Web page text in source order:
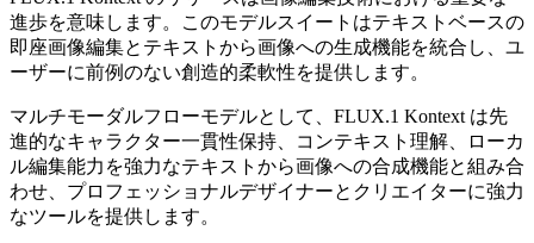
進歩を意味します。このモデルスイートはテキストベースの
即座画像編集とテキストから画像への生成機能を統合し、ユ
ーザーに前例のない創造的柔軟性を提供します。
マルチモーダルフローモデルとして、FLUX.1 Kontext は先
進的なキャラクター一貫性保持、コンテキスト理解、ローカ
ル編集能力を強力なテキストから画像への合成機能と組み合
わせ、プロフェッショナルデザイナーとクリエイターに強力
なツールを提供します。